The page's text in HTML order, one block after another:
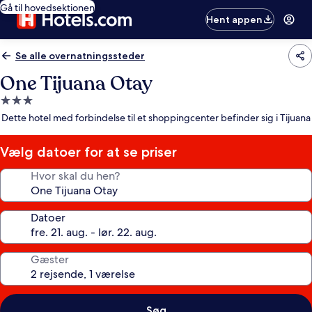
Gå til hovedsektionen
Hent appen
Se alle overnatningssteder
One Tijuana Otay
3.0-
stjernet
Dette hotel med forbindelse til et shoppingcenter befinder sig i Tijuana
Vælg datoer for at se priser
Hvor skal du hen?
Datoer
Gæster